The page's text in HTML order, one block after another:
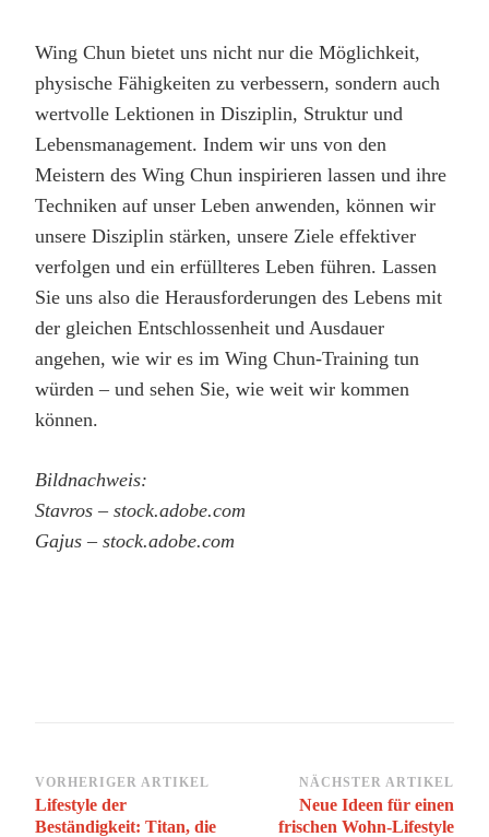
Wing Chun bietet uns nicht nur die Möglichkeit,
physische Fähigkeiten zu verbessern, sondern auch
wertvolle Lektionen in Disziplin, Struktur und
Lebensmanagement. Indem wir uns von den
Meistern des Wing Chun inspirieren lassen und ihre
Techniken auf unser Leben anwenden, können wir
unsere Disziplin stärken, unsere Ziele effektiver
verfolgen und ein erfüllteres Leben führen. Lassen
Sie uns also die Herausforderungen des Lebens mit
der gleichen Entschlossenheit und Ausdauer
angehen, wie wir es im Wing Chun-Training tun
würden – und sehen Sie, wie weit wir kommen
können.
Bildnachweis:
Stavros – stock.adobe.com
Gajus – stock.adobe.com
Beitragsnavigation
VORHERIGER ARTIKEL
Lifestyle der
Beständigkeit: Titan, die
NÄCHSTER ARTIKEL
Neue Ideen für einen
frischen Wohn-Lifestyle